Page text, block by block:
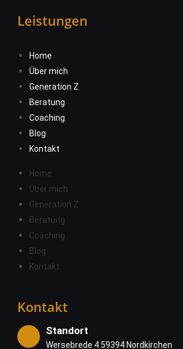
Leistungen
Home
Über mich
Generation Z
Beratung
Coaching
Blog
Kontakt
Home
Über mich
Generation Z
Beratung
Coaching
Blog
Kontakt
Kontakt
Standort
Wersebrede 4 59394 Nordkirchen